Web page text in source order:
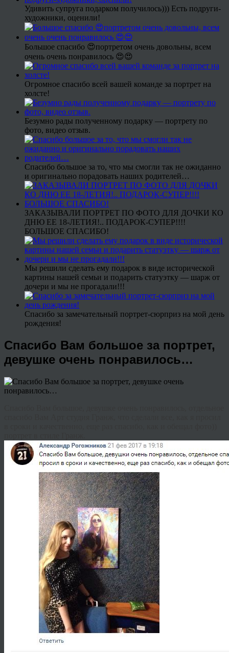
Удивить супруга подарком получилось))) Есть подруги-
художники, оценили!
Большое спасибо 😍портретом очень довольны, всем
очень очень понравилось 😍😍
Огромное спасибо всей вашей команде за портрет на
холсте!
Безумно рады полученному подарку — портрету по
фото, видео отзыв.
Спасибо большое за то, что мы смогли так не ожиданно
и оригинально порадовать наших родителей…
ЗАКАЗЫВАЛИ ПОРТРЕТ ПО ФОТО ДЛЯ ДОЧКИ КО
ДНЮ ЕЕ 18-ЛЕТИЯ!.. ПОДАРОК-СУПЕР!!!!
БОЛЬШОЕ СПАСИБО!
Мы решили сделать ему подарок в виде исторической
картины нашей семьи и подарить статуэтку — шарж от
дочери и мы не прогадали!!!
Спасибо за замечательный портрет-сюрприз на мой день
рождения!
Спасибо Вам большое за портрет,
девушке очень понравилось…